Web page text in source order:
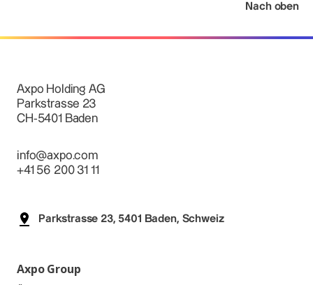
Nach oben
Axpo Holding AG
Parkstrasse 23
CH-5401 Baden
info@axpo.com
+41 56 200 31 11
Parkstrasse 23, 5401 Baden, Schweiz
Axpo Group